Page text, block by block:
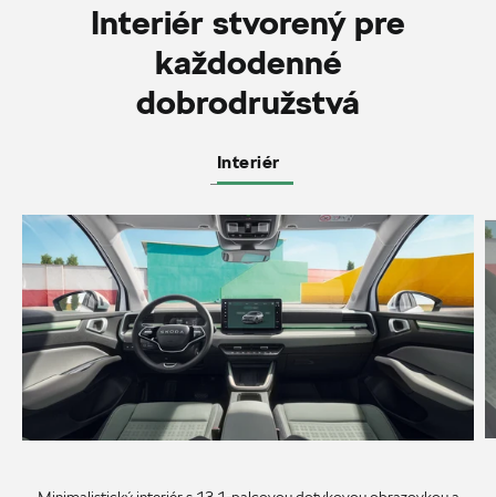
Interiér stvorený pre
každodenné
dobrodružstvá
Interiér